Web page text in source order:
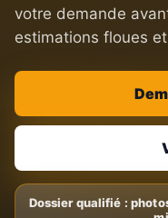
votre demande
estimations floues